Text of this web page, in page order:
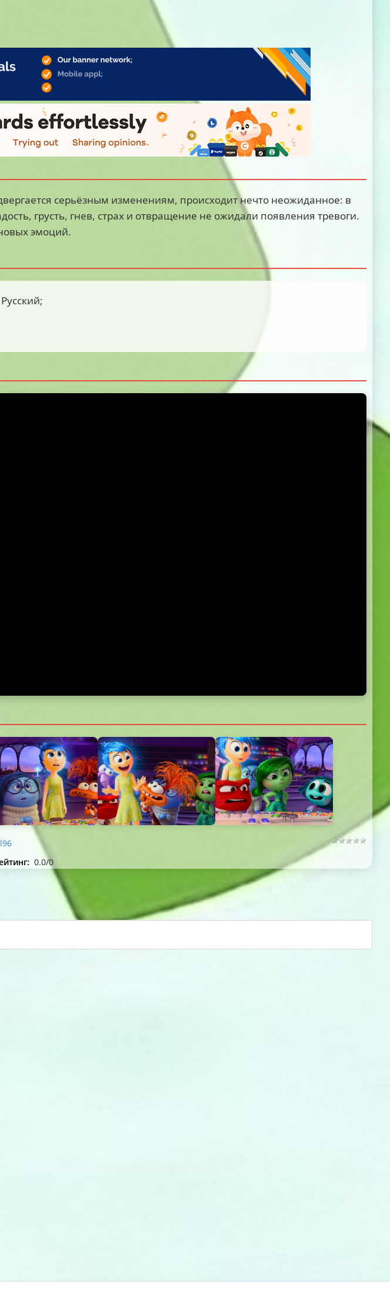
серьёзным изменениям, происходит нечто неожиданное: в
грусть, гнев, страх и отвращение не ожидали появления тревоги.
эмоций.
: 0.0/0